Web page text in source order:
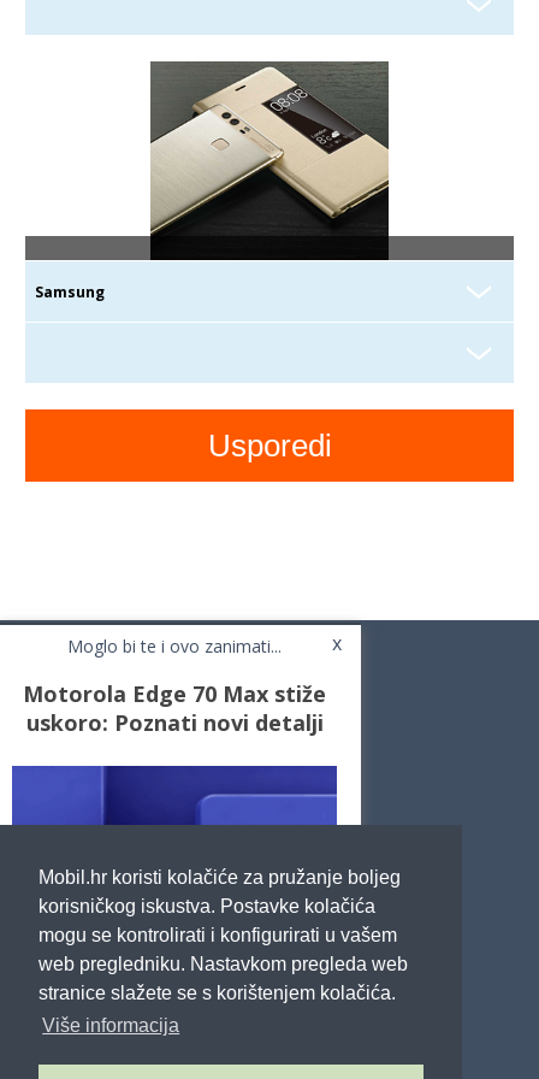
Mobil.hr koristi kolačiće za pružanje boljeg
korisničkog iskustva. Postavke kolačića
mogu se kontrolirati i konfigurirati u vašem
web pregledniku. Nastavkom pregleda web
stranice slažete se s korištenjem kolačića.
Više informacija
Moglo bi te i ovo zanimati... x
Motorola Edge 70 Max stiže
uskoro: Poznati novi detalji
Usporedi mobitele
Impressum
Marketing
Pravne odredbe
Izjava o privatnosti
POTRAŽITE NAS